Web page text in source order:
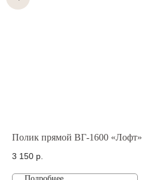
Полик прямой ВГ-1600 «Лофт»
3 150 р.